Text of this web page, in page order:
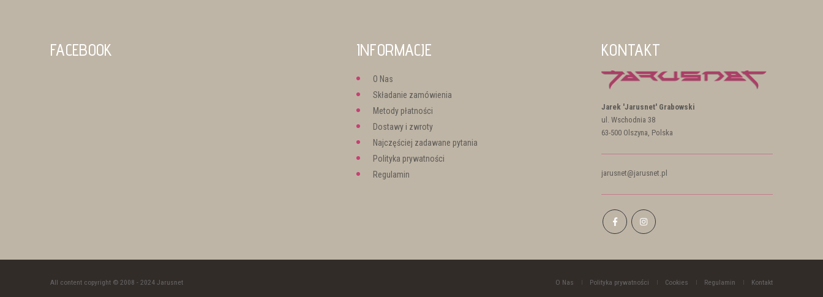
FACEBOOK INFORMACJE
O Nas
Składanie zamówienia
Metody płatności
Dostawy i zwroty
Najczęściej zadawane pytania
Polityka prywatności
Regulamin
KONTAKT
Jarek 'Jarusnet' Grabowski
ul. Wschodnia 38
63-500 Olszyna, Polska
jarusnet@jarusnet.pl
O Nas Polityka prywatności Cookies Regulamin Kontakt
All content copyright © 2008 - 2024 Jarusnet